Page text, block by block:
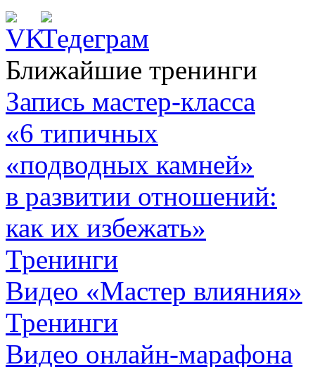
Ближайшие тренинги
Запись мастер-класса
«6 типичных
«подводных камней»
в развитии отношений:
как их избежать»
Тренинги
Видео «Мастер влияния»
Тренинги
Видео онлайн-марафона